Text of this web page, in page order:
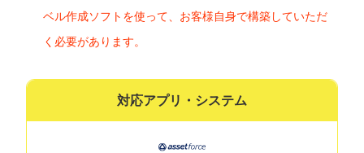
ベル作成ソフトを使って、お客様自身で構築していただ
く必要があります。